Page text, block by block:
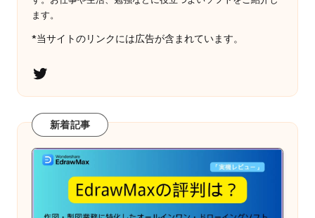
ります。
*当サイトのリンクには広告が含まれています。
Twitter
新着記事